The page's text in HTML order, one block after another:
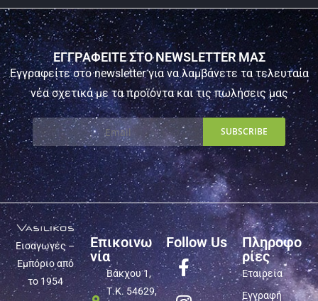
ΕΓΓΡΑΦΕΙΤΕ ΣΤΟ NEWSLETTER ΜΑΣ
Εγγραφείτε στο newsletter για να λαμβάνετε τα τελευταία
νέα σχετικά με τα προϊόντα και τις πωλήσεις μας
Εισαγωγές –
Εμπόριο από
το 1954
Επικοινω
νία
Βάκχου 1,
Τ.Κ. 54629,
Follow Us
Πληροφο
ρίες
Εταιρεία
Εγγραφή